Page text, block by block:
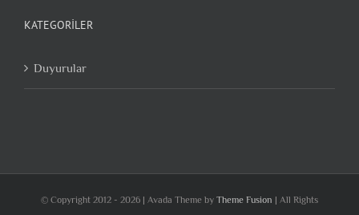
KATEGORILER
Duyurular
© Copyright 2012 - 2026 | Avada Theme by Theme Fusion | All Rights